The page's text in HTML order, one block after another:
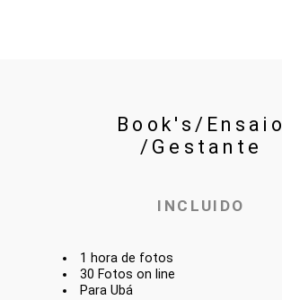
Book's/Ensaio
/Gestante
INCLUIDO
1 hora de fotos
30 Fotos on line
Para Ubá